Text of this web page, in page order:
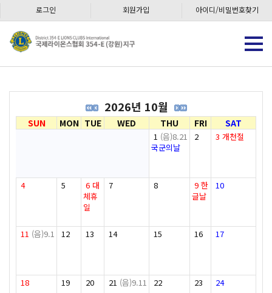
로그인 회원가입 아이디/비밀번호찾기
2026년 10월
SUN MON TUE WED THU FRI SAT
1 (음)8.21
국군의날
2 3 개천절
4 5 6 대
체휴
일
7 8 9 한
글날
10
11 (음)9.1 12 13 14 15 16 17
18 19 20 21 (음)9.11 22 23 24